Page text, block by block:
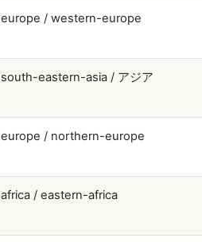
europe / western-europe
south-eastern-asia / アジア
europe / northern-europe
africa / eastern-africa